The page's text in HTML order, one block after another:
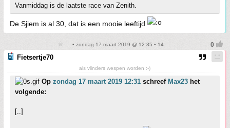
Vanmiddag is de laatste race van Zenith.
De Sjiem is al 30, dat is een mooie leeftijd
• zondag 17 maart 2019 @ 12:35 • 14
Fietsertje70
als vlinders wespen worden :-)
Op zondag 17 maart 2019 12:31 schreef Max23 het
volgende:
[..]